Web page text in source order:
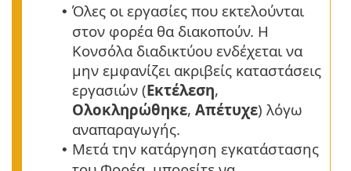
• Όλες οι εργασίες που εκτελούνται
στον φορέα θα διακοπούν. Η
Κονσόλα διαδικτύου ενδέχεται να
μην εμφανίζει ακριβείς καταστάσεις
εργασιών (Εκτέλεση,
Ολοκληρώθηκε, Απέτυχε) λόγω
αναπαραγωγής.
• Μετά την κατάργηση εγκατάστασης